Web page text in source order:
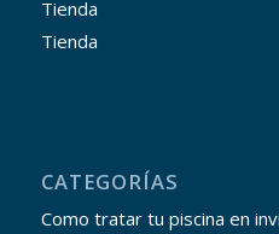
Tienda
Tienda
CATEGORÍAS
Como tratar tu piscina en